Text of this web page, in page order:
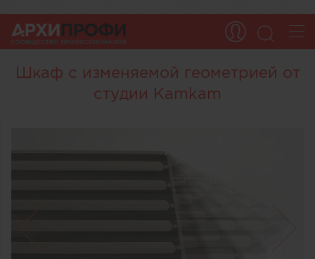
Шкаф с изменяемой геометрией от
студии Kamkam